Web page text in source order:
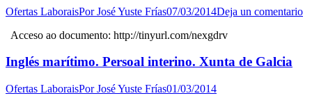
Ofertas LaboraisPorJosé Yuste Frías07/03/2014Deja un comentario
Acceso ao documento: http://tinyurl.com/nexgdrv
Inglés marítimo. Persoal interino. Xunta de Galcia
Ofertas LaboraisPorJosé Yuste Frías01/03/2014